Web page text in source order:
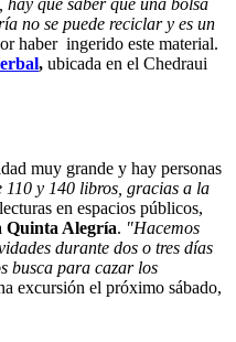
no se puede reciclar y es un
haber ingerido este material.
, ubicada en el Chedraui
muy grande y hay personas
110 y 140 libros, gracias a la
en espacios públicos,
Quinta Alegría. "Hacemos
durante dos o tres días
busca para cazar los
excursión el próximo sábado,